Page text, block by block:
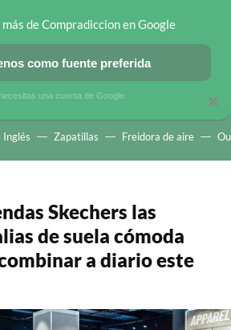
OFERTAS EN MÓVILES OFERTAS EN
Inglés Zapatillas Freidora de aire
Skechers las
de suela cómoda
a diario este
×
de Compradiccion en Google
como fuente preferida
una cuenta de Google